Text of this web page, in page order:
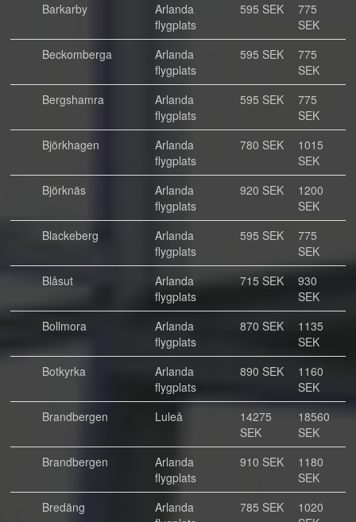
Barkarby
Arlanda
flygplats
595 SEK
775
SEK
Beckomberga
Arlanda
flygplats
595 SEK
775
SEK
Bergshamra
Arlanda
flygplats
595 SEK
775
SEK
Björkhagen
Arlanda
flygplats
780 SEK
1015
SEK
Björknäs
Arlanda
flygplats
920 SEK
1200
SEK
Blackeberg
Arlanda
flygplats
595 SEK
775
SEK
Blåsut
Arlanda
flygplats
715 SEK
930
SEK
Bollmora
Arlanda
flygplats
870 SEK
1135
SEK
Botkyrka
Arlanda
flygplats
890 SEK
1160
SEK
Brandbergen
Luleå
14275
SEK
18560
SEK
Brandbergen
Arlanda
flygplats
910 SEK
1180
SEK
Bredäng
Arlanda
785 SEK
1020